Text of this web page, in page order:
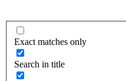
Exact matches only
Search in title